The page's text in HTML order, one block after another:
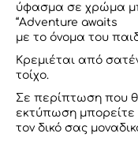
ύφασμα σε χρώμα
“Adventure awaits
με το όνομα του
Κρεμιέται από
τοίχο.
Σε περίπτωση που
εκτύπωση μπορείτε
τον δικό σας